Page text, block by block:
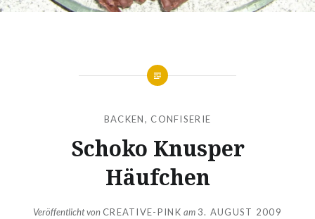
BACKEN, CONFISERIE
Schoko Knusper
Häufchen
Veröffentlicht von CREATIVE-PINK am 3. AUGUST 2009